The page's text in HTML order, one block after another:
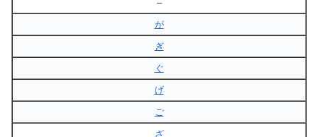
–
が
ぎ
ぐ
げ
ご
ざ